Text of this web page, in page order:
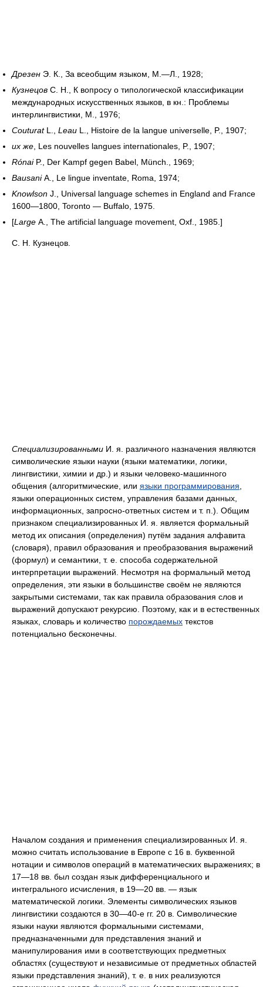
Дрезен Э. К., За всеобщим языком, М.—Л., 1928;
Кузнецов С. Н., К вопросу о типологической классификации
международных искусственных языков, в кн.: Проблемы
интерлингвистики, М., 1976;
Couturat L., Leau L., Histoire de la langue universelle, P., 1907;
их же Les nouvelles langues internationales, P., 1907;
Rónai P., Der Kampf gegen Babel, Münch., 1969;
BausaniA., Le lingue inventate, Roma, 1974;
Knowlson J., Universal language schemes in England and France
1600—1800, Toronto — Buffalo, 1975.
[Large A., The artificial language movement, Oxf., 1985.]
С. Н. Кузнецов.
Специализированными И. я. различного назначения являются
символические языки науки (языки математики, логики,
лингвистики, химии и др.) и языки человеко-машинного
общения (алгоритмические, или языки программирования
языки операционных систем, управления базами данных,
информационных, запросно-ответных систем и т. п.). Общим
признаком специализированных И. я. является формальный
метод их описания (определения) путём задания алфавита
(словаря), правил образования и преобразования выражений
(формул) и семантики, т. е. способа содержательной
интерпретации выражений. Несмотря на формальный метод
определения, эти языки в большинстве своём не являются
закрытыми системами, так как правила образования слов и
выражений допускают рекурсию. Поэтому, как и в естественных
языках, словарь и количество порождаемых текстов
потенциально бесконечны.
Началом создания и применения специализированных И. я.
можно считать использование в Европе с 16 в. буквенной
нотации и символов операций в математических выражениях; в
17—18 вв. был создан язык дифференциального и
интегрального исчисления, в 19—20 вв. — язык
математической логики. Элементы символических языков
лингвистики создаются в 30—40‑е гг. 20 в. Символические
языки науки являются формальными системами,
предназначенными для представления знаний и
манипулирования ими в соответствующих предметных
областях (существуют и независимые от предметных областей
языки представления знаний), т. е. в них реализуются